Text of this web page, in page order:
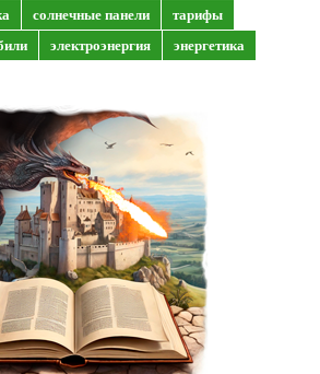
солнечные панели
тарифы
электроэнергия энергетика